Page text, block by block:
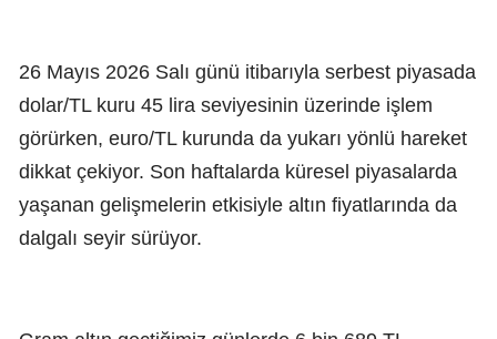
26 Mayıs 2026 Salı günü itibarıyla serbest piyasada
dolar/TL kuru 45 lira seviyesinin üzerinde işlem
görürken, euro/TL kurunda da yukarı yönlü hareket
dikkat çekiyor. Son haftalarda küresel piyasalarda
yaşanan gelişmelerin etkisiyle altın fiyatlarında da
dalgalı seyir sürüyor.